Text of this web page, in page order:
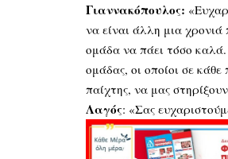
Γιαννακόπουλος:
να είναι άλλη μια
ομάδα να πάει τόσο καλά.
ομάδας, οι οποίοι σε κάθε
παίχτης, να μας
Λαγός: «Σας